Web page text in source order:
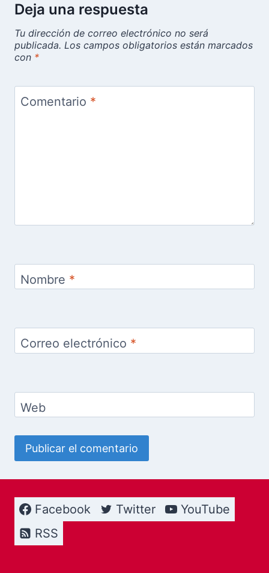
Deja una respuesta
Tu dirección de correo electrónico no será
publicada. Los campos obligatorios están marcados
con *
Comentario *
Nombre *
Correo electrónico *
Web
Facebook Twitter
YouTube
RSS